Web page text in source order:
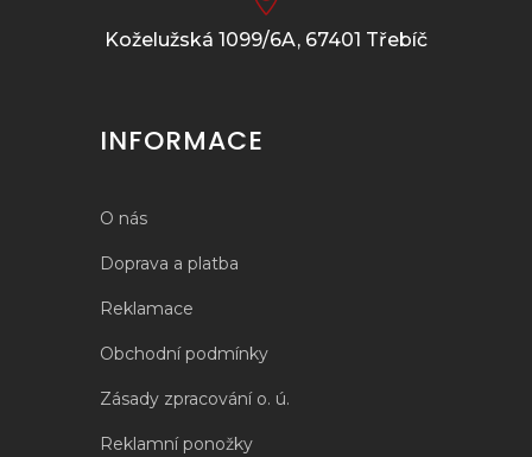
Koželužská 1099/6A, 67401 Třebíč
INFORMACE
O nás
Doprava a platba
Reklamace
Obchodní podmínky
Zásady zpracování o. ú.
Reklamní ponožky